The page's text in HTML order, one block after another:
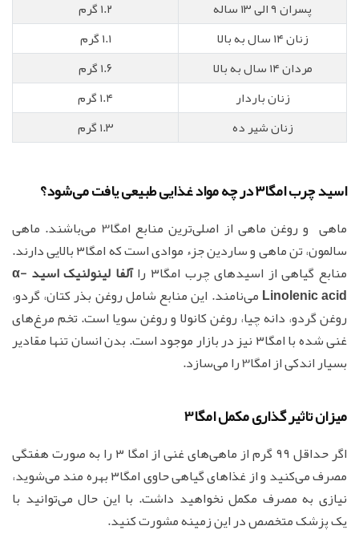
پسران ۹ الی ۱۳ ساله
۱.۲ گرم
زنان ۱۴ سال به بالا
۱.۱ گرم
مردان ۱۴ سال به بالا
۱.۶ گرم
زنان باردار
۱.۴ گرم
زنان شیر ده
۱.۳ گرم
اسید چرب امگا۳ در چه مواد غذایی طبیعی یافت می‌شود؟
ماهی و روغن ماهی از اصلی‌ترین منابع امگا3 می‌باشند. ماهی
سالمون، تن ماهی و ساردین جزء موادی است که امگا۳ بالایی دارند.
منابع گیاهی از اسیدهای چرب امگا۳ را
آلفا لینولنیک اسید α-
Linolenic acidمی‌نامند. این منابع شامل روغن بذر کتان، گردو،
روغن گردو، دانه چیا، روغن کانولا و روغن سویا است. تخم مرغ‌های
غنی شده با امگا۳ نیز در بازار موجود است. بدن انسان تنها مقادیر
بسیار اندکی از امگا3 را می‌سازد.
میزان تاثیر گذاری مکمل امگا3
اگر حداقل ۹۹ گرم از ماهی‌های غنی از امگا ۳ را به صورت هفتگی
مصرف می‌کنید و از غذاهای گیاهی حاوی امگا۳ بهره مند می‌شوید،
نیازی به مصرف مکمل نخواهید داشت. با این حال می‌توانید با
یک پزشک متخصص در این زمینه مشورت کنید.